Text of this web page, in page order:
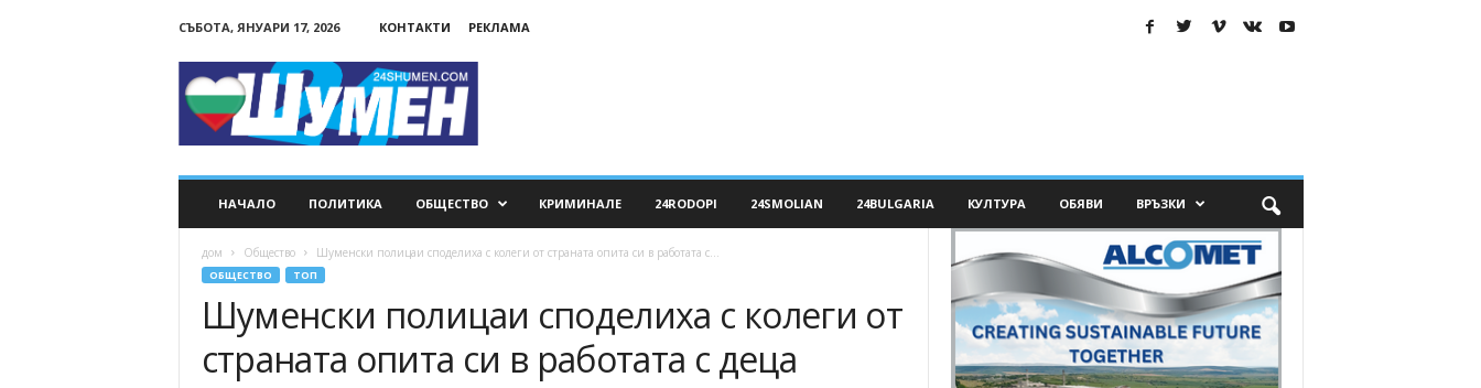
СЪБОТА, ЯНУАРИ 17, 2026 КОНТАКТИ РЕКЛАМА
НАЧАЛО ПОЛИТИКА ОБЩЕСТВО КРИМИНАЛЕ 24RODOPI 24SMOLIAN 24BULGARIA КУЛТУРА ОБЯВИ ВРЪЗКИ
дом Общество Шуменски полицаи споделиха с колеги от страната опита си в работата с...
ОБЩЕСТВО ТОП
Шуменски полицаи споделиха с колеги от
страната опита си в работата с деца